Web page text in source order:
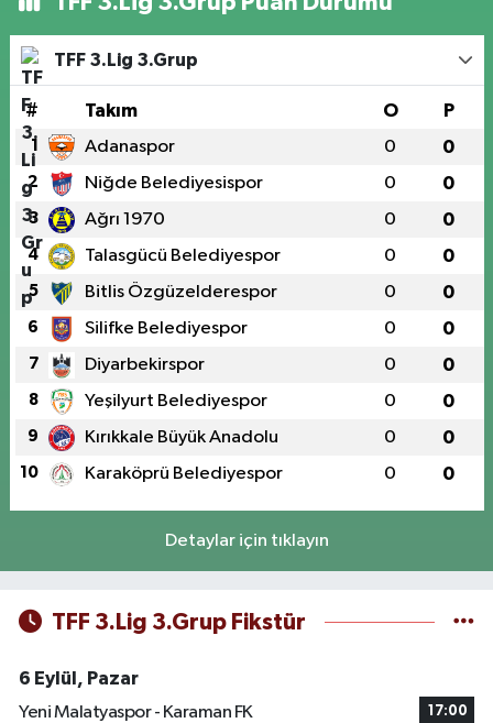
TFF 3.Lig 3.Grup
# Takım O P
1 Adanaspor 0 0
2 Niğde Belediyesispor 0 0
3 Ağrı 1970 0 0
4 Talasgücü Belediyespor 0 0
5 Bitlis Özgüzelderespor 0 0
6 Silifke Belediyespor 0 0
7 Diyarbekirspor 0 0
8 Yeşilyurt Belediyespor 0 0
9 Kırıkkale Büyük Anadolu 0 0
10 Karaköprü Belediyespor 0 0
Detaylar için tıklayın
TFF 3.Lig 3.Grup Fikstür
6 Eylül, Pazar
Yeni Malatyaspor - Karaman FK
17:00